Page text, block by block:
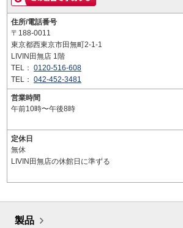
住所/電話番号
〒188-0011
東京都西東京市田無町2-1-1
LIVIN田無店 1階
TEL： 0120-516-608
TEL： 042-452-3481
営業時間
午前10時〜午後8時
定休日
無休
LIVIN田無店の休館日に準ずる
製品